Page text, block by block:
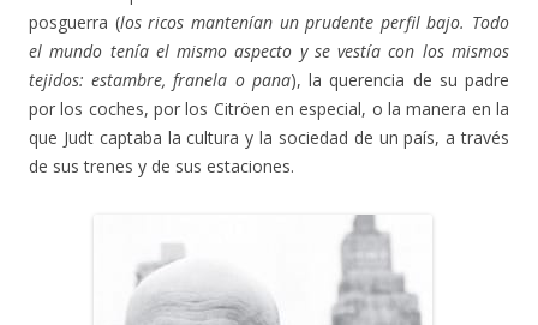
posguerra (los ricos mantenían un prudente perfil bajo. Todo
el mundo tenía el mismo aspecto y se vestía con los mismos
tejidos: estambre, franela o pana), la querencia de su padre
por los coches, por los Citröen en especial, o la manera en la
que Judt captaba la cultura y la sociedad de un país, a través
de sus trenes y de sus estaciones.